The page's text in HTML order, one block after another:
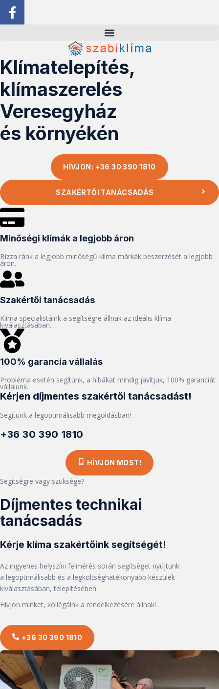
Klímatelepítés,
klímaszerelés
Veresegyház
és környékén
HÍVJON: +36 30 390 1810
SZAKÉRTŐI TANÁCSADÁS
Minőségi klímák a legjobb áron
Bízza ránk a legjobb minőségű klíma márkák beszerzését a legjobb
áron.
Szakértői tanácsadás
Klíma specialistáink a segítségre állnak az ideális klíma
kiválasztásában.
100% garancia vállalás
Probléma esetén segítünk, a hibákat mindig javítjuk, 100% garanciát
vállalunk.
Kérjen díjmentes szakértői tanácsadást!
Segítünk a legoptimálisabb megoldásban!
+36 30 390 1810
HÍVJON MOST!
Segítségre vagy szüksége?
Díjmentes technikai
tanácsadás
Kérje klíma szakértőink segítségét!
Az ingyenes helyszíni felmérés során segítséget nyújtunk
a legoptimálisabb és a legköltséghatékonyabb készülék
kiválasztásában, telepítésében.
Hívjon minket, kollégáink a rendelkezésére állnak!
+36 30 390 1810